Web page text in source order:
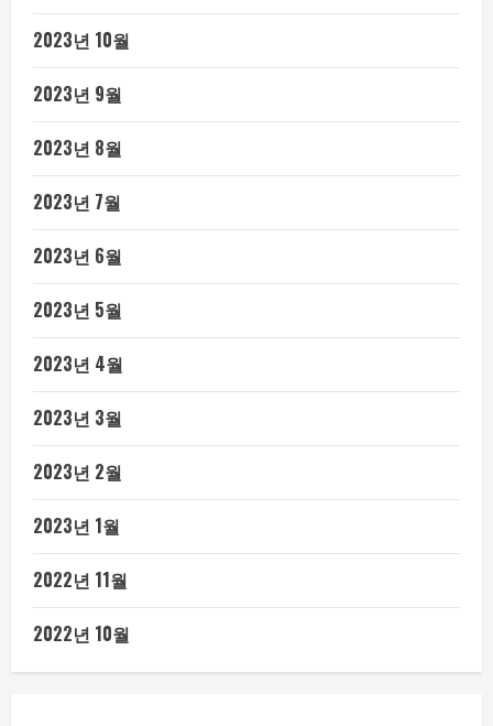
2023년 10월
2023년 9월
2023년 8월
2023년 7월
2023년 6월
2023년 5월
2023년 4월
2023년 3월
2023년 2월
2023년 1월
2022년 11월
2022년 10월